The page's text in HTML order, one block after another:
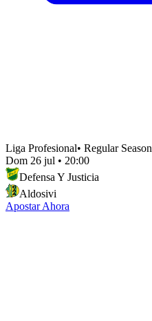
Liga Profesional• Regular Season
Dom 26 jul • 20:00
Defensa Y Justicia
Aldosivi
Apostar Ahora